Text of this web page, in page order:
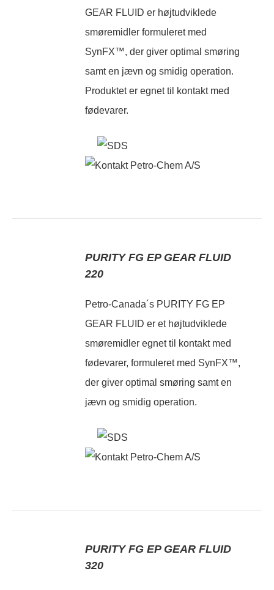
GEAR FLUID er højtudviklede
smøremidler formuleret med
SynFX™, der giver optimal smøring
samt en jævn og smidig operation.
Produktet er egnet til kontakt med
fødevarer.
PURITY FG EP GEAR FLUID
220
Petro-Canada´s PURITY FG EP
GEAR FLUID er et højtudviklede
smøremidler egnet til kontakt med
fødevarer, formuleret med SynFX™,
der giver optimal smøring samt en
jævn og smidig operation.
PURITY FG EP GEAR FLUID
320